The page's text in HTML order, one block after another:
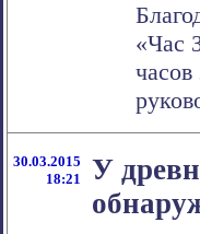
«Час
30.03.2015
18:21
У